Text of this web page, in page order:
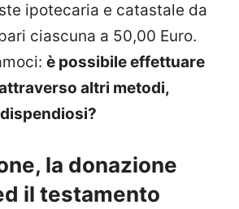
ipotecaria e catastale da
ciascuna a 50,00 Euro.
è possibile effettuare
altri metodi,
la donazione
il testamento